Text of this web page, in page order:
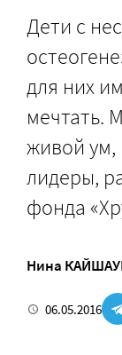
Дети с
для них
мечтать.
живой
лидеры,
фонда
Нина
06.05.2016